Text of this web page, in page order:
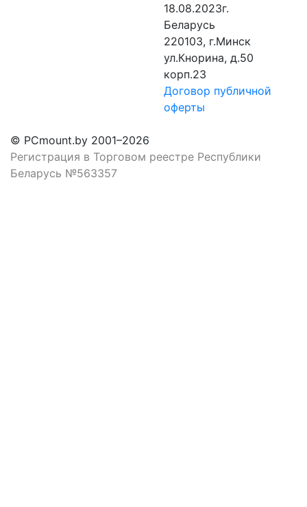
18.08.2023г.
Беларусь
220103, г.Минск
ул.Кнорина, д.50
корп.23
Договор публичной
оферты
© PCmount.by 2001–2026
Регистрация в Торговом реестре Республики
Беларусь №563357